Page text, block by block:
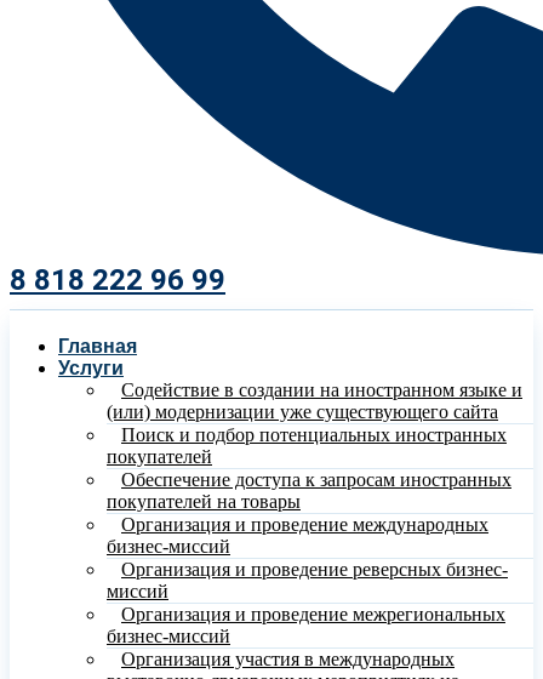
8 818 222 96 99​
Главная
Услуги
Содействие в создании на иностранном языке и
(или) модернизации уже существующего сайта
Поиск и подбор потенциальных иностранных
покупателей
Обеспечение доступа к запросам иностранных
покупателей на товары
Организация и проведение международных
бизнес-миссий
Организация и проведение реверсных бизнес-
миссий
Организация и проведение межрегиональных
бизнес-миссий
Организация участия в международных